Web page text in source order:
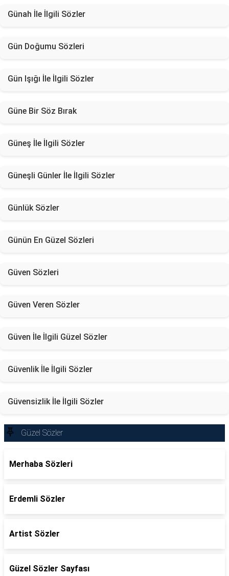
Günah İle İlgili Sözler
Gün Doğumu Sözleri
Gün Işığı İle İlgili Sözler
Güne Bir Söz Bırak
Güneş İle İlgili Sözler
Güneşli Günler İle İlgili Sözler
Günlük Sözler
Günün En Güzel Sözleri
Güven Sözleri
Güven Veren Sözler
Güven İle İlgili Güzel Sözler
Güvenlik İle İlgili Sözler
Güvensizlik İle İlgili Sözler
Güzel Sözler
Merhaba Sözleri
Erdemli Sözler
Artist Sözler
Güzel Sözler Sayfası